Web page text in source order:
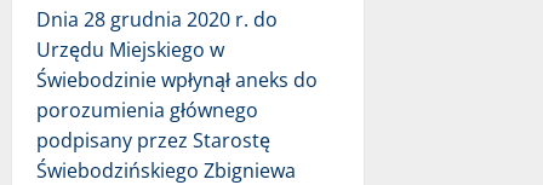
Dnia 28 grudnia 2020 r. do
Urzędu Miejskiego w
Świebodzinie wpłynął aneks do
porozumienia głównego
podpisany przez Starostę
Świebodzińskiego Zbigniewa